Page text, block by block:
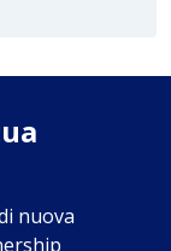
nuova